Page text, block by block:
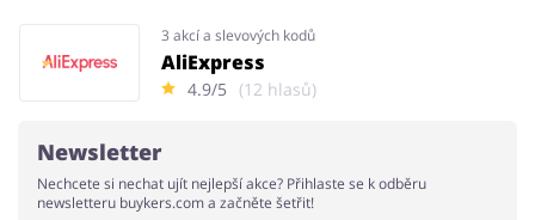
3 akcí a slevových kodů
AliExpress
4.9/5 (12 hlasů)
Newsletter
Nechcete si nechat ujít nejlepší akce? Přihlaste se k odběru
newsletteru buykers.com a začněte šetřit!